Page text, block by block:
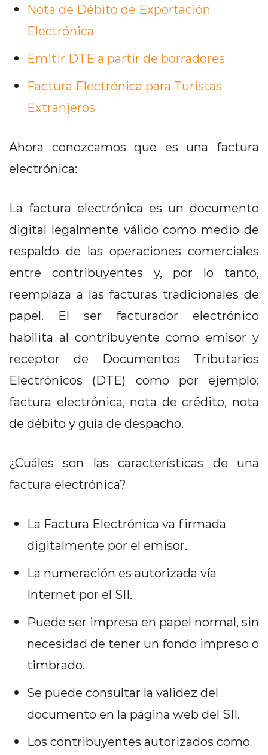
Nota de Débito de Exportación
Electrónica
Emitir DTE a partir de borradores
Factura Electrónica para Turistas
Extranjeros
Ahora conozcamos que es una factura
electrónica:
La factura electrónica es un documento
digital legalmente válido como medio de
respaldo de las operaciones comerciales
entre contribuyentes y, por lo tanto,
reemplaza a las facturas tradicionales de
papel. El ser facturador electrónico
habilita al contribuyente como emisor y
receptor de Documentos Tributarios
Electrónicos (DTE) como por ejemplo:
factura electrónica, nota de crédito, nota
de débito y guía de despacho.
¿Cuáles son las características de una
factura electrónica?
La Factura Electrónica va firmada
digitalmente por el emisor.
La numeración es autorizada vía
Internet por el SII.
Puede ser impresa en papel normal, sin
necesidad de tener un fondo impreso o
timbrado.
Se puede consultar la validez del
documento en la página web del SII.
Los contribuyentes autorizados como